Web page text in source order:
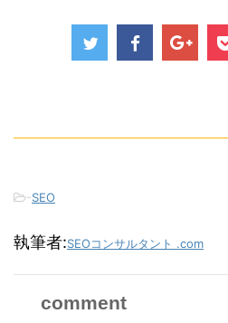
-SEO
執筆者:SEOコンサルタント .com
comment